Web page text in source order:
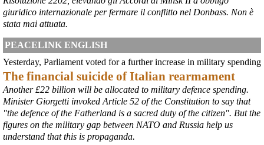
Si sta ragionando su un piano B per Taranto dopo la chiusura
dell’area a caldo dell’ILVA?
@peacelink - 6/8/2026 21:41
cronachetarantine.it/index.php
il Governo ha manifestato l’intenzione di predisporre un
provvedimento straordinario per attenuare le conseguenze
economiche e sociali della prevista fermata dell’area a caldo e ha
chiesto alle rappresentanze del territorio di formulare proposte
concrete per definirne i contenuti. Casartigiani valuta positivamente
questa disponibilità.
#ILVA #Taranto
giuridico internazionale per fermare il conflitto nel Donbass. Non è
stata mai attuata.
PEACELINK ENGLISH
Yesterday, Parliament voted for a further increase in military spending
The financial suicide of Italian rearmament
Another £22 billion will be allocated to military defence spending.
Minister Giorgetti invoked Article 52 of the Constitution to say that
"the defence of the Fatherland is a sacred duty of the citizen". But the
figures on the military gap between NATO and Russia help us
understand that this is propaganda.